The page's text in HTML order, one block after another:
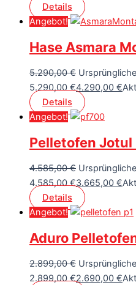
Details
Angebot!
Hase Asmara
5.290,00€
5.290,00 €4.290,00 €
Details
Angebot!
Pelletofen Jotul
4.585,00€
4.585,00 €3.665,00 €
Details
Angebot!
Aduro
2.899,00€
2.899,00 €2.690,00 €